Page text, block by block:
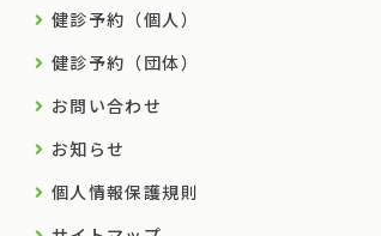
健診予約（個人）
健診予約（団体）
お問い合わせ
お知らせ
個人情報保護規則